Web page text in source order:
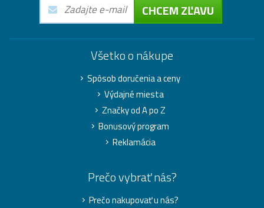
CHCEM ZĽAVU
Všetko o nákupe
Spôsob doručenia a ceny
Výdajné miesta
Značky od A po Z
Bonusový program
Reklamácia
Prečo vybrať nás?
Prečo nakupovať u nás?